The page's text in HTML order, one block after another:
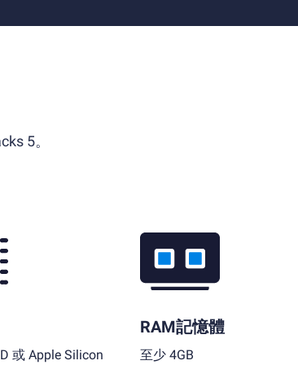
5。
或 Apple Silicon
RAM記憶體
至少 4GB